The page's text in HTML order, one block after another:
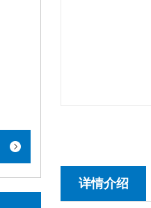
详情介绍